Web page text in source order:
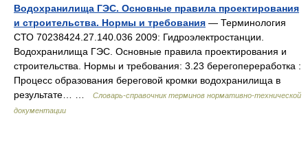
Водохранилища ГЭС. Основные правила проектирования
и строительства. Нормы и требования — Терминология
СТО 70238424.27.140.036 2009: Гидроэлектростанции.
Водохранилища ГЭС. Основные правила проектирования и
строительства. Нормы и требования: 3.23 берегопереработка :
Процесс образования береговой кромки водохранилища в
результате… …
Словарь-справочник терминов нормативно-технической
документации